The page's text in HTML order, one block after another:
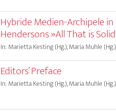
Hybride Medien-Archipele
Hendersons »All That is
In: Marietta Kesting (Hg.), Maria Muhle
Editors’ Preface
In: Marietta Kesting (Hg.), Maria Muhle